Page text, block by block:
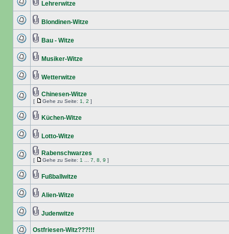
Lehrerwitze
Blondinen-Witze
Bau - Witze
Musiker-Witze
Wetterwitze
Chinesen-Witze
[ Gehe zu Seite: 1 2 ]
Küchen-Witze
Lotto-Witze
Rabenschwarzes
[ Gehe zu Seite: 1 7 8 9 ]
Fußballwitze
Alien-Witze
Judenwitze
Ostfriesen-Witz???!!!